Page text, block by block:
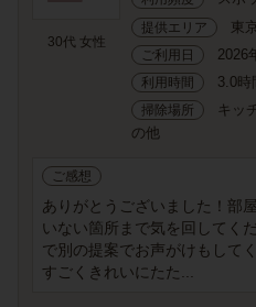
30代 女性
提供エリア 東
ご利用日 2026
利用時間 3.0時
掃除場所
キッ
の他
ご感想
ありがとうございました！部
いない箇所まで気を回してく
で別の提案でお声がけもして
すごくきれいにたた...